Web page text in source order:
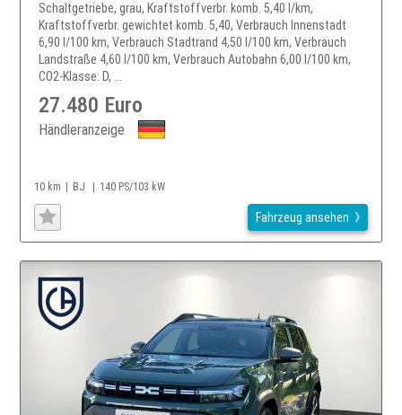
Schaltgetriebe, grau, Kraftstoffverbr. komb. 5,40 l/km,
Kraftstoffverbr. gewichtet komb. 5,40, Verbrauch Innenstadt
6,90 l/100 km, Verbrauch Stadtrand 4,50 l/100 km, Verbrauch
Landstraße 4,60 l/100 km, Verbrauch Autobahn 6,00 l/100 km,
CO2-Klasse: D, ...
27.480 Euro
Händleranzeige
10 km BJ 140 PS/103 kW
Fahrzeug ansehen